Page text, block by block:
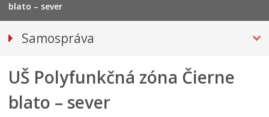
blato – sever
Samospráva
Referendum 2026
Primátor mesta
Hlavný kontrolór mesta
UŠ Polyfunkčná zóna Čierne
blato – sever